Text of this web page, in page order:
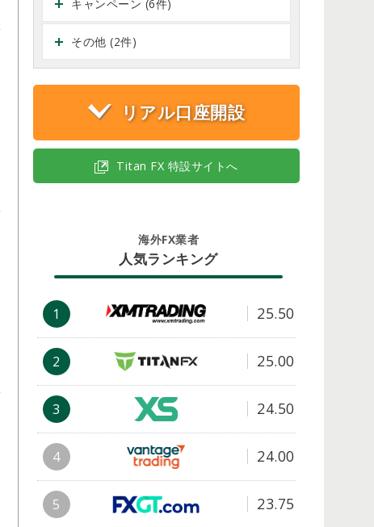
キャンペーン (6件)
その他 (2件)
リアル口座開設
Titan FX 特設サイトへ
海外FX業者
人気ランキング
1 25.50
2 25.00
3 24.50
4 24.00
5 23.75